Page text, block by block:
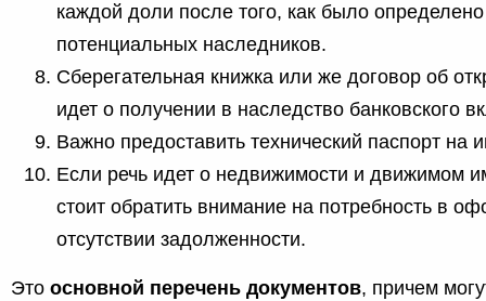
каждой доли после того, как было
потенциальных наследников.
Сберегательная книжка или же договор об
идет о получении в наследство банковского
Важно предоставить технический паспорт на
Если речь идет о недвижимости и движимом
стоит обратить внимание на потребность в
отсутствии задолженности.
Это основной перечень документов, причем